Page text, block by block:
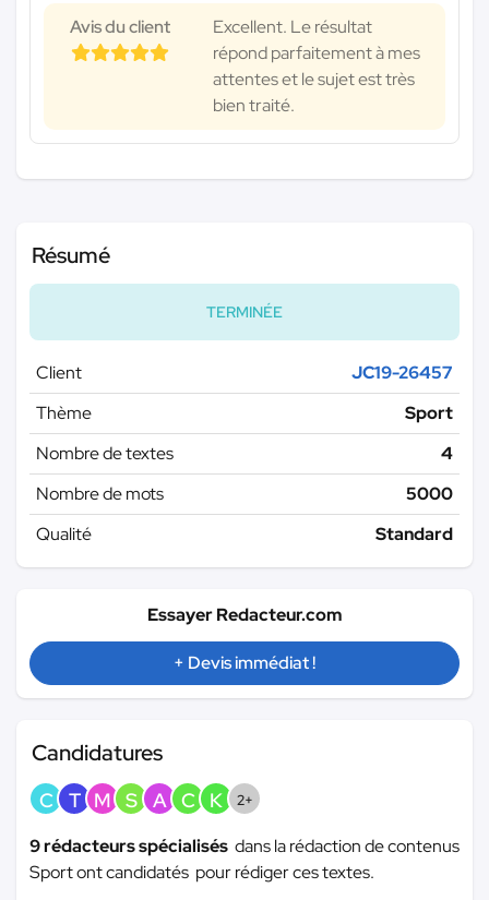
Avis du client
Excellent. Le résultat
répond parfaitement à mes
attentes et le sujet est très
bien traité.
Résumé
TERMINÉE
Client
JC19-26457
Thème
Sport
Nombre de textes
4
Nombre de mots
5000
Qualité
Standard
Essayer Redacteur.com
+ Devis immédiat !
Candidatures
C T M S A C K 2+
9 rédacteurs spécialisés dans la rédaction de contenus
Sport ont candidatés pour rédiger ces textes.